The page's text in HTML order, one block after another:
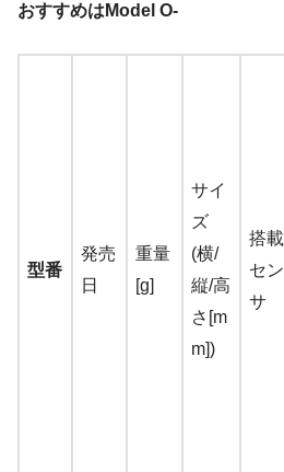
おすすめはModel O-
型番
発売
日
重量
[g]
サイ
ズ
(横/
縦/高
さ[m
m])
搭載
セン
サ